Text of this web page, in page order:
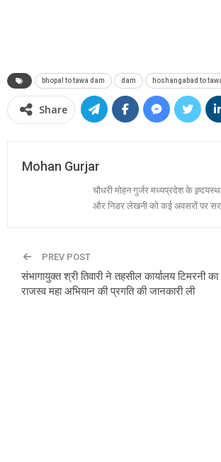
bhopal to tawa dam dam hoshangabad to
Share
Mohan Gurjar
चौधरी मोहन गुर्जर मध्यप्रदेश के
और निडर लेखनी को कई अवसरों पर
PREV POST
संभागायुक्त श्री तिवारी ने तहसील कार्यालय टिमरनी
राजस्व महा अभियान की प्रगति की जानकारी ली